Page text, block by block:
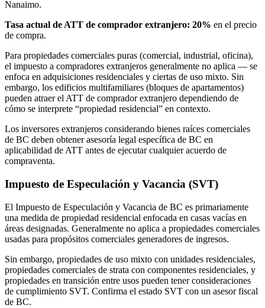
Nanaimo.
Tasa actual de ATT de comprador extranjero: 20% en el precio
de compra.
Para propiedades comerciales puras (comercial, industrial, oficina),
el impuesto a compradores extranjeros generalmente no aplica — se
enfoca en adquisiciones residenciales y ciertas de uso mixto. Sin
embargo, los edificios multifamiliares (bloques de apartamentos)
pueden atraer el ATT de comprador extranjero dependiendo de
cómo se interprete “propiedad residencial” en contexto.
Los inversores extranjeros considerando bienes raíces comerciales
de BC deben obtener asesoría legal específica de BC en
aplicabilidad de ATT antes de ejecutar cualquier acuerdo de
compraventa.
Impuesto de Especulación y Vacancia (SVT)
El Impuesto de Especulación y Vacancia de BC es primariamente
una medida de propiedad residencial enfocada en casas vacías en
áreas designadas. Generalmente no aplica a propiedades comerciales
usadas para propósitos comerciales generadores de ingresos.
Sin embargo, propiedades de uso mixto con unidades residenciales,
propiedades comerciales de strata con componentes residenciales, y
propiedades en transición entre usos pueden tener consideraciones
de cumplimiento SVT. Confirma el estado SVT con un asesor fiscal
de BC.